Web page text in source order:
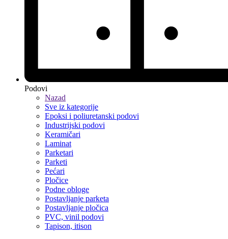
Podovi
Nazad
Sve iz kategorije
Epoksi i poliuretanski podovi
Industrijski podovi
Keramičari
Laminat
Parketari
Parketi
Pećari
Pločice
Podne obloge
Postavljanje parketa
Postavljanje pločica
PVC, vinil podovi
Tapison, itison